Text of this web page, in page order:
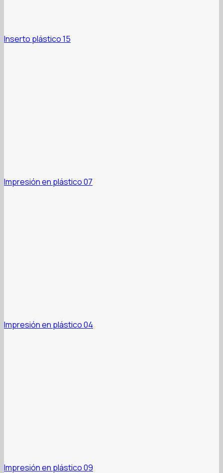
Inserto plástico 15
Impresión en plástico 07
Impresión en plástico 04
Impresión en plástico 09